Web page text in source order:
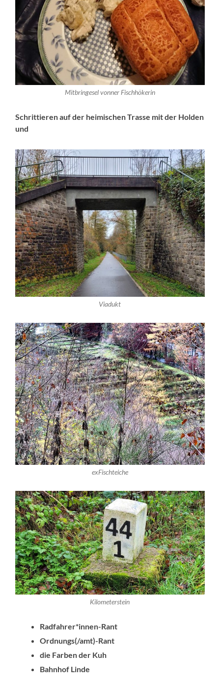
Mitbringesel vonner Fischhökerin
Schrittieren auf der heimischen Trasse mit der Holden
und
Viadukt
exFischteiche
Kilometerstein
Radfahrer*innen-Rant
Ordnungs(/amt)-Rant
die Farben der Kuh
Bahnhof Linde